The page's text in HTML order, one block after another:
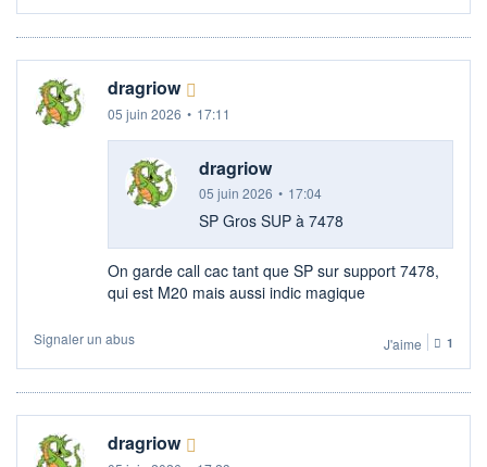
dragriow
05 juin 2026 • 17:11
dragriow
05 juin 2026 • 17:04
SP Gros SUP à 7478
On garde call cac tant que SP sur support 7478,
qui est M20 mais aussi indic magique
Signaler un abus J'aime 1
dragriow